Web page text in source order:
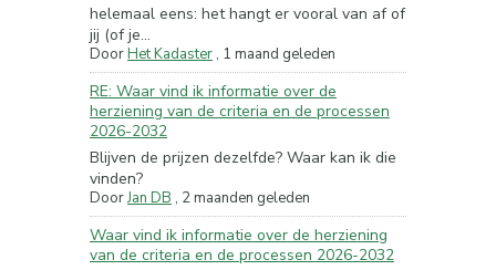
helemaal eens: het hangt er vooral van af of
jij (of je...
DoorHet Kadaster , 1 maand geleden
RE: Waar vind ik informatie over de
herziening van de criteria en de processen
2026-2032
Blijven de prijzen dezelfde? Waar kan ik die
vinden?
DoorJan DB , 2 maanden geleden
Waar vind ik informatie over de herziening
van de criteria en de processen 2026-2032